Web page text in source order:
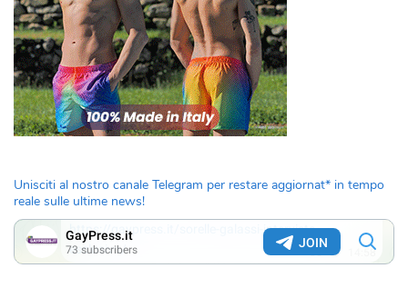
Unisciti al nostro canale Telegram per restare aggiornat* in tempo
reale sulle ultime news!